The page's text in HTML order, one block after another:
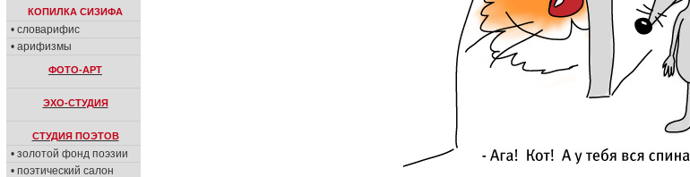
КОПИЛКА СИЗИФА
• словарифис
• арифизмы
ФОТО-АРТ
ЭХО-СТУДИЯ
СТУДИЯ ПОЭТОВ
• золотой фонд поэзии
• поэтический салон